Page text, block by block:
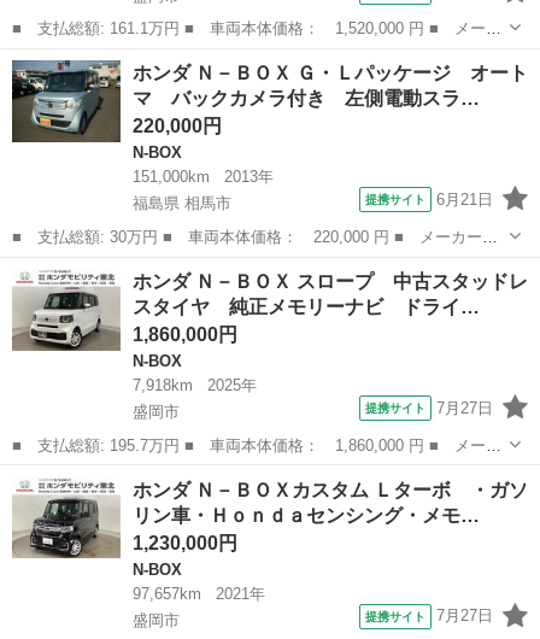
■ 支払総額: 161.1万円 ■ 車両本体価格： 1,520,000 円 ■ メーカ
ー名： ホンダ ■ 車種名： Ｎ－ＢＯＸ ■ グレード名： Ｌ ・
ガソリン車・Ｈｏｎｄａセンシング・Ｇａｔｈｅｒｓ純正メモリーナ
ビ・バッ...
岩手 盛岡市 N-BOX
ホンダ Ｎ－ＢＯＸ Ｇ・Ｌパッケージ オート
マ バックカメラ付き 左側電動スラ…
220,000円
N-BOX
151,000km
2013年
福島県 相馬市
提携サイト 6月21日
■ 支払総額: 30万円 ■ 車両本体価格： 220,000 円 ■ メーカー
名： ホンダ ■ 車種名： Ｎ－ＢＯＸ ■ グレード名： Ｇ・Ｌパ
ッケージ オートマ バックカメラ付き 左側電動スライド ファン
ベルト・ＣＶＴフ...
福島 N-BOX
ホンダ Ｎ－ＢＯＸ スロープ 中古スタッドレ
スタイヤ 純正メモリーナビ ドライ…
1,860,000円
N-BOX
7,918km
2025年
盛岡市
提携サイト 7月27日
■ 支払総額: 195.7万円 ■ 車両本体価格： 1,860,000 円 ■ メーカ
ー名： ホンダ ■ 車種名： Ｎ－ＢＯＸ ■ グレード名： スロー
プ 中古スタッドレスタイヤ 純正メモリーナビ ドライブレコーダ
ー前後装...
岩手 N-BOX
ホンダ Ｎ－ＢＯＸカスタム Ｌターボ ・ガソ
リン車・Ｈｏｎｄａセンシング・メモ…
1,230,000円
N-BOX
97,657km
2021年
盛岡市
提携サイト 7月27日